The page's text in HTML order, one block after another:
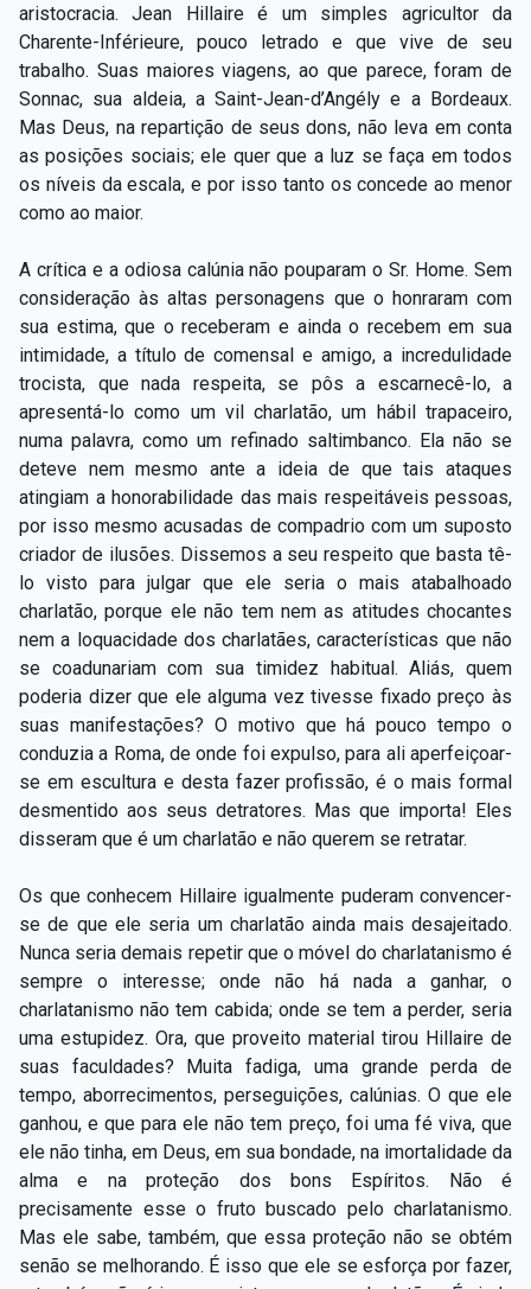
aristocracia. Jean Hillaire é um simples agricultor da
Charente-Inférieure, pouco letrado e que vive de seu
trabalho. Suas maiores viagens, ao que parece, foram de
Sonnac, sua aldeia, a Saint-Jean-d’Angély e a Bordeaux.
Mas Deus, na repartição de seus dons, não leva em conta
as posições sociais; ele quer que a luz se faça em todos
os níveis da escala, e por isso tanto os concede ao menor
como ao maior.
A crítica e a odiosa calúnia não pouparam o Sr. Home. Sem
consideração às altas personagens que o honraram com
sua estima, que o receberam e ainda o recebem em sua
intimidade, a título de comensal e amigo, a incredulidade
trocista, que nada respeita, se pôs a escarnecê-lo, a
apresentá-lo como um vil charlatão, um hábil trapaceiro,
numa palavra, como um refinado saltimbanco. Ela não se
deteve nem mesmo ante a ideia de que tais ataques
atingiam a honorabilidade das mais respeitáveis pessoas,
por isso mesmo acusadas de compadrio com um suposto
criador de ilusões. Dissemos a seu respeito que basta tê-
lo visto para julgar que ele seria o mais atabalhoado
charlatão, porque ele não tem nem as atitudes chocantes
nem a loquacidade dos charlatães, características que não
se coadunariam com sua timidez habitual. Aliás, quem
poderia dizer que ele alguma vez tivesse fixado preço às
suas manifestações? O motivo que há pouco tempo o
conduzia a Roma, de onde foi expulso, para ali aperfeiçoar-
se em escultura e desta fazer profissão, é o mais formal
desmentido aos seus detratores. Mas que importa! Eles
disseram que é um charlatão e não querem se retratar.
Os que conhecem Hillaire igualmente puderam convencer-
se de que ele seria um charlatão ainda mais desajeitado.
Nunca seria demais repetir que o móvel do charlatanismo é
sempre o interesse; onde não há nada a ganhar, o
charlatanismo não tem cabida; onde se tem a perder, seria
uma estupidez. Ora, que proveito material tirou Hillaire de
suas faculdades? Muita fadiga, uma grande perda de
tempo, aborrecimentos, perseguições, calúnias. O que ele
ganhou, e que para ele não tem preço, foi uma fé viva, que
ele não tinha, em Deus, em sua bondade, na imortalidade da
alma e na proteção dos bons Espíritos. Não é
precisamente esse o fruto buscado pelo charlatanismo.
Mas ele sabe, também, que essa proteção não se obtém
senão se melhorando. É isso que ele se esforça por fazer,